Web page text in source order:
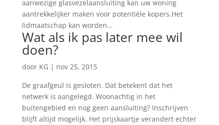
aanwezige glasvezelaansluiting kan uw woning
aantrekkelijker maken voor potentiële kopers.Het
lidmaatschap kan worden...
Wat als ik pas later mee wil
doen?
door KG | nov 25, 2015
De graafgeul is gesloten. Dat betekent dat het
netwerk is aangelegd. Woonachtig in het
buitengebied en nog geen aansluiting? Inschrijven
blijft altijd mogelijk. Het prijskaartje verandert echter